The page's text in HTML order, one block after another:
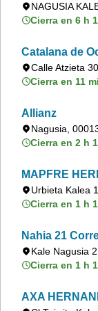
NAGUSIA
Cierra en 6 h
Catalana de
Calle Atzieta
Cierra en 11
Allianz
Nagusia,
Cierra en 2 h
MAPFRE
Urbieta Kalea
Cierra en 1 h
Nahia 21
Kale Nagusia
Cierra en 1 h
AXA HERNANI